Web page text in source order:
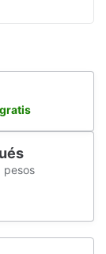
pesos